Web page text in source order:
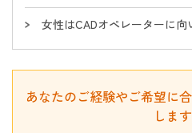
女性はCADオペレーターに
あなたのご経験やご希望に
しま